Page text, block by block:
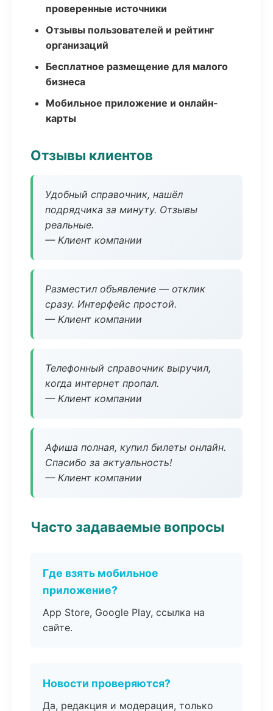
проверенные источники
Отзывы пользователей и рейтинг
организаций
Бесплатное размещение для малого
бизнеса
Мобильное приложение и онлайн-
карты
Отзывы клиентов
Удобный справочник, нашёл
подрядчика за минуту. Отзывы
реальные.
— Клиент компании
Разместил объявление — отклик
сразу. Интерфейс простой.
— Клиент компании
Телефонный справочник выручил,
когда интернет пропал.
— Клиент компании
Афиша полная, купил билеты онлайн.
Спасибо за актуальность!
— Клиент компании
Часто задаваемые вопросы
Где взять мобильное
приложение?
App Store, Google Play, ссылка на
сайте.
Новости проверяются?
Да, редакция и модерация, только